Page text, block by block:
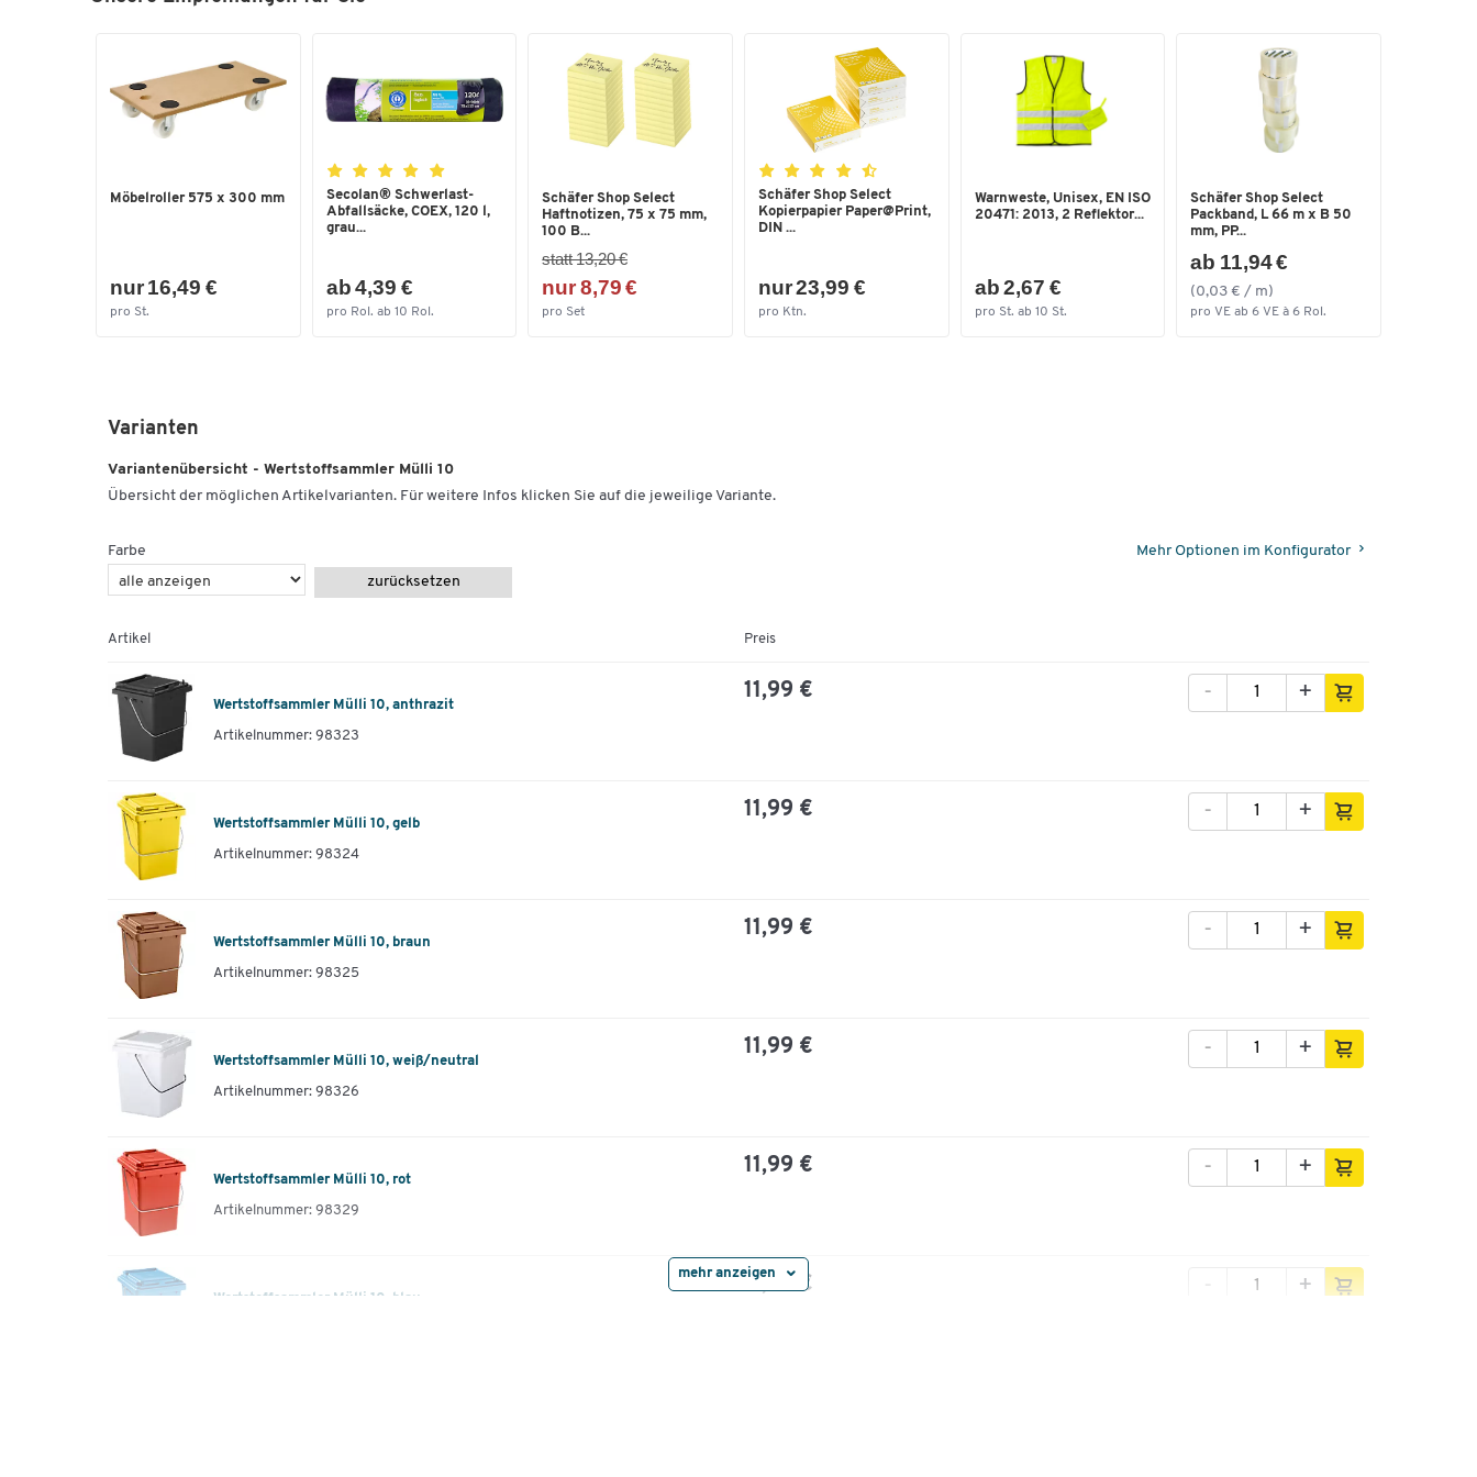
Möbelroller 575 x 300 mm
nur 16,49 €
pro St.
Secolan® Schwerlast-
Abfallsäcke, COEX, 120 l,
grau...
ab 4,39 €
pro Rol. ab 10 Rol.
Schäfer Shop Select
Haftnotizen, 75 x 75 mm,
100 B...
statt 13,20 €
nur 8,79 €
pro Set
Schäfer Shop Select
Kopierpapier Paper@Print,
DIN ...
nur 23,99 €
pro Ktn.
Warnweste, Unisex, EN ISO
20471: 2013, 2 Reflektor...
ab 2,67 €
pro St. ab 10 St.
Schäfer Shop Select
Packband, L 66 m x B 50
mm, PP...
ab 11,94 €
(0,03 € / m)
pro VE ab 6 VE à 6 Rol.
Varianten
Variantenübersicht - Wertstoffsammler Mülli 10
Übersicht der möglichen Artikelvarianten. Für weitere Infos klicken Sie auf die jeweilige Variante.
Farbe
zurücksetzen
Mehr Optionen im Konfigurator
Artikel Preis
Wertstoffsammler Mülli 10, anthrazit
Artikelnummer: 98323
11,99 € +
-
Wertstoffsammler Mülli 10, gelb
Artikelnummer: 98324
11,99 € +
-
Wertstoffsammler Mülli 10, braun
Artikelnummer: 98325
11,99 € +
-
Wertstoffsammler Mülli 10, weiß/neutral
Artikelnummer: 98326
11,99 € +
-
Wertstoffsammler Mülli 10, rot
Artikelnummer: 98329
11,99 € +
-
Wertstoffsammler Mülli 10, blau
11,99 € +
mehr anzeigen